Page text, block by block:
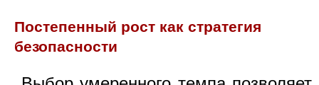
Постепенный рост как стратегия
безопасности